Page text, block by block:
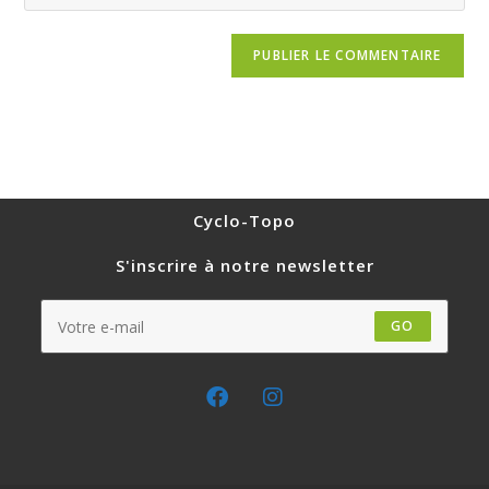
Cyclo-Topo
S'inscrire à notre newsletter
GO